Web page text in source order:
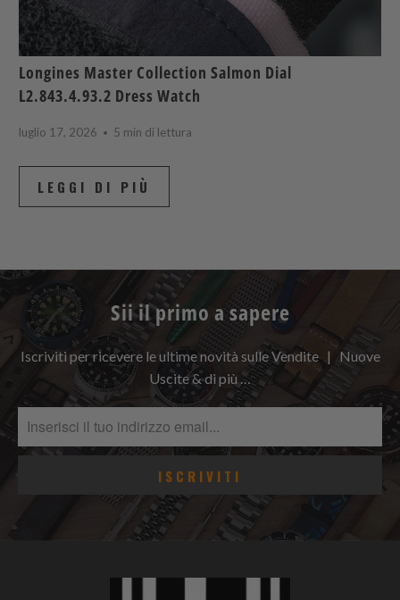
Longines Master Collection Salmon Dial
L2.843.4.93.2 Dress Watch
luglio 17, 2026 5 min di lettura
LEGGI DI PIÙ
Sii il primo a sapere
Iscriviti per ricevere le ultime novità sulle Vendite | Nuove
Uscite & di più …